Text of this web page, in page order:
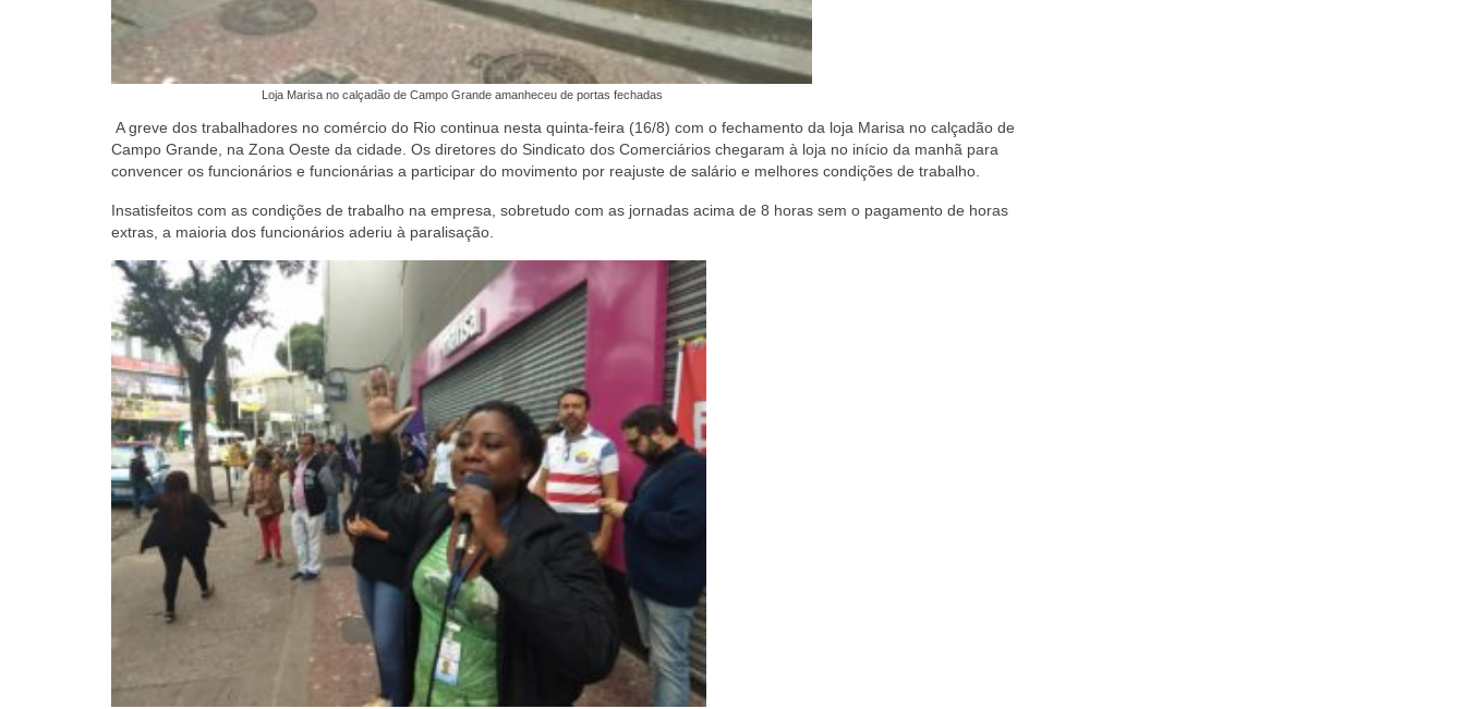
Loja Marisa no calçadão de Campo Grande amanheceu de portas fechadas
A greve dos trabalhadores no comércio do Rio continua nesta quinta-feira (16/8) com o fechamento da loja Marisa no calçadão de
Campo Grande, na Zona Oeste da cidade. Os diretores do Sindicato dos Comerciários chegaram à loja no início da manhã para
convencer os funcionários e funcionárias a participar do movimento por reajuste de salário e melhores condições de trabalho.
Insatisfeitos com as condições de trabalho na empresa, sobretudo com as jornadas acima de 8 horas sem o pagamento de horas
extras, a maioria dos funcionários aderiu à paralisação.